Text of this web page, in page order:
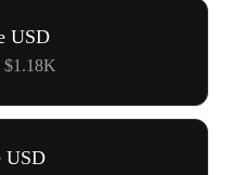
USD
USD